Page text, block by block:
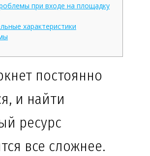
при входе на площадку
характеристики
постоянно
и найти
ресурс
все сложнее.